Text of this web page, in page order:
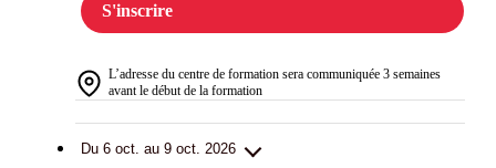
S'inscrire
L’adresse du centre de formation sera communiquée 3 semaines
avant le début de la formation
Du 6 oct. au 9 oct. 2026